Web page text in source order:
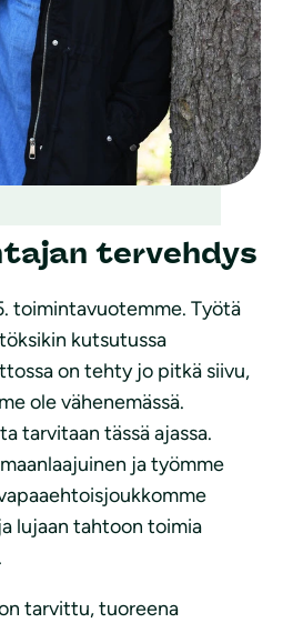
tervehdys
toimintavuotemme. Työtä
kutsutussa
on tehty jo pitkä siivu,
ole vähenemässä.
tarvitaan tässä ajassa.
ja työmme
lujaan tahtoon toimia
tarvittu, tuoreena